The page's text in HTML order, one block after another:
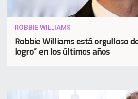
ROBBIE WILLIAMS
Robbie Williams está orgulloso
logro” en los últimos años